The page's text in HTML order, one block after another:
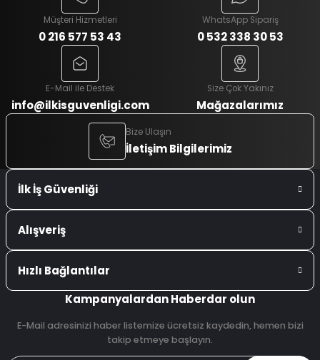
Müşteri Hizmetleri
0 216 577 53 43
WhatsApp Sipariş
0 532 338 30 53
E-Mail ile Destek
info@ilkisguvenligi.com
Size Çok Yakınız
Mağazalarımız
Bize Ulaşın
İletişim Bilgilerimiz
İlk İş Güvenliği
Alışveriş
Hızlı Bağlantılar
Kampanyalardan Haberdar olun
E-Mail adresinizi haber listemize ücretsiz kaydedin, hemen bizi
takip etmeye başlayın.